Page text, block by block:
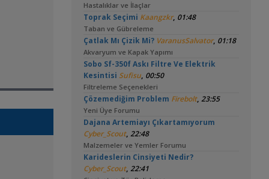
Hastalıklar ve İlaçlar
Toprak Seçimi Kaangzkr, 01:48
Taban ve Gübreleme
Çatlak Mı Çizik Mi? VaranusSalvator, 01:18
Akvaryum ve Kapak Yapımı
Sobo Sf-350f Askı Filtre Ve Elektrik
Kesintisi Sufisu, 00:50
Filtreleme Seçenekleri
Çözemediğim Problem Firebolt,23:55
Yeni Üye Forumu
Dajana Artemiayı Çıkartamıyorum
Cyber_Scout,22:48
Malzemeler ve Yemler Forumu
Karideslerin Cinsiyeti Nedir?
Cyber_Scout,22:41